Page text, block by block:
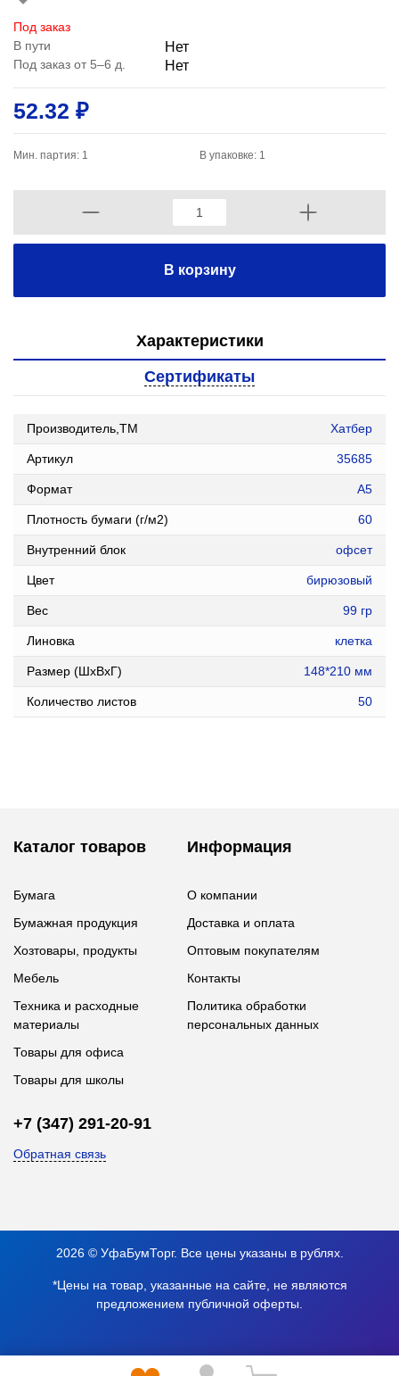
Под заказ
В пути
Нет
Под заказ от 5–6 д. Нет
52.32 ₽
Мин. партия: 1 В упаковке: 1
В корзину
Характеристики
Сертификаты
Производитель,ТМ Хатбер
Артикул 35685
Формат А5
Плотность бумаги (г/м2) 60
Внутренний блок офсет
Цвет бирюзовый
Вес 99 гр
Линовка клетка
Размер (ШxВxГ) 148*210 мм
Количество листов 50
Каталог товаров
Бумага
Бумажная продукция
Хозтовары, продукты
Мебель
Техника и расходные
материалы
Товары для офиса
Товары для школы
Информация
О компании
Доставка и оплата
Оптовым покупателям
Контакты
Политика обработки
персональных данных
+7 (347) 291-20-91
Обратная связь
2026 © УфаБумТорг. Все цены указаны в рублях.
*Цены на товар, указанные на сайте, не являются
предложением публичной оферты.